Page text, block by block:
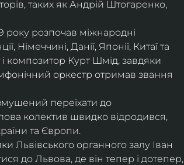
таких як Андрій Штогаренко,
року розпочав міжнародні
Німеччині, Данії, Японії, Китаї та
композитор Курт Шмід, завдяки
оркестр отримав звання
переїхати до
колектив швидко відродився,
та Європи.
Львівського органного залу Іван
до Львова, де він тепер і дотепер,